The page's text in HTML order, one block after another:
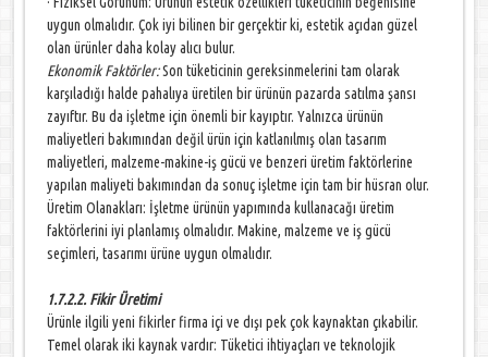
uygun olmalıdır. Çok iyi bilinen bir gerçektir ki, estetik açıdan güzel
olan ürünler daha kolay alıcı bulur.
Ekonomik Faktörler:Son tüketicinin gereksinmelerini tam olarak
karşıladığı halde pahalıya üretilen bir ürünün pazarda satılma şansı
zayıftır. Bu da işletme için önemli bir kayıptır. Yalnızca ürünün
maliyetleri bakımından değil ürün için katlanılmış olan tasarım
maliyetleri, malzeme-makine-iş gücü ve benzeri üretim faktörlerine
yapılan maliyeti bakımından da sonuç işletme için tam bir hüsran olur.
Üretim Olanakları: İşletme ürünün yapımında kullanacağı üretim
faktörlerini iyi planlamış olmalıdır. Makine, malzeme ve iş gücü
seçimleri, tasarımı ürüne uygun olmalıdır.
1.7.2.2. Fikir Üretimi
Ürünle ilgili yeni fikirler firma içi ve dışı pek çok kaynaktan çıkabilir.
Temel olarak iki kaynak vardır: Tüketici ihtiyaçları ve teknolojik